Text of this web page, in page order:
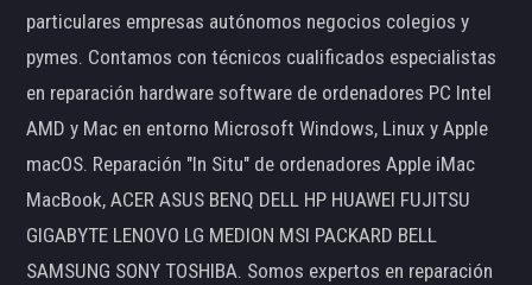
particulares empresas autónomos negocios colegios y
pymes. Contamos con técnicos cualificados especialistas
en reparación hardware software de ordenadores PC Intel
AMD y Mac en entorno Microsoft Windows, Linux y Apple
macOS. Reparación "In Situ" de ordenadores Apple iMac
MacBook, ACER ASUS BENQ DELL HP HUAWEI FUJITSU
GIGABYTE LENOVO LG MEDION MSI PACKARD BELL
SAMSUNG SONY TOSHIBA. Somos expertos en reparación